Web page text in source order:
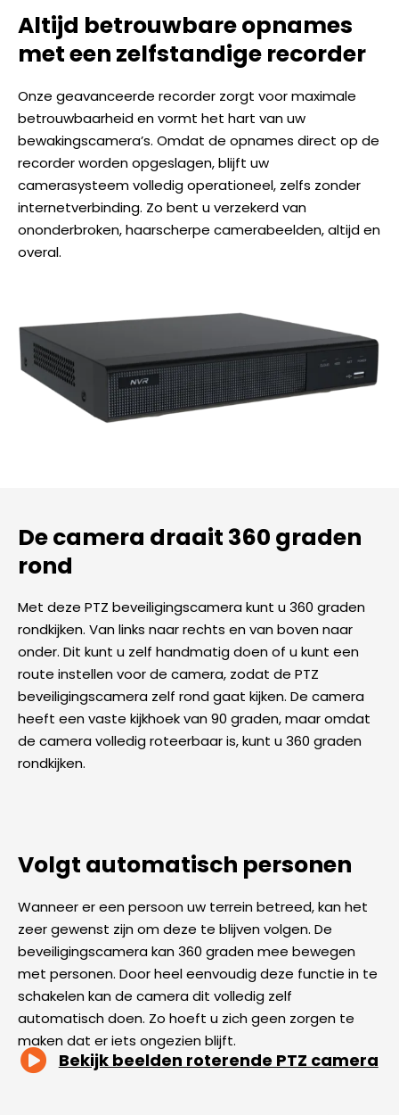
Altijd betrouwbare opnames
met een zelfstandige recorder
Onze geavanceerde recorder zorgt voor maximale
betrouwbaarheid en vormt het hart van uw
bewakingscamera’s. Omdat de opnames direct op de
recorder worden opgeslagen, blijft uw
camerasysteem volledig operationeel, zelfs zonder
internetverbinding. Zo bent u verzekerd van
ononderbroken, haarscherpe camerabeelden, altijd en
overal.
De camera draait 360 graden
rond
Met deze PTZ beveiligingscamera kunt u 360 graden
rondkijken. Van links naar rechts en van boven naar
onder. Dit kunt u zelf handmatig doen of u kunt een
route instellen voor de camera, zodat de PTZ
beveiligingscamera zelf rond gaat kijken. De camera
heeft een vaste kijkhoek van 90 graden, maar omdat
de camera volledig roteerbaar is, kunt u 360 graden
rondkijken.
Volgt automatisch personen
Wanneer er een persoon uw terrein betreed, kan het
zeer gewenst zijn om deze te blijven volgen. De
beveiligingscamera kan 360 graden mee bewegen
met personen. Door heel eenvoudig deze functie in te
schakelen kan de camera dit volledig zelf
automatisch doen. Zo hoeft u zich geen zorgen te
maken dat er iets ongezien blijft.
Bekijk beelden roterende PTZ camera